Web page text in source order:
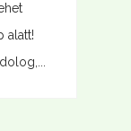
alatt!